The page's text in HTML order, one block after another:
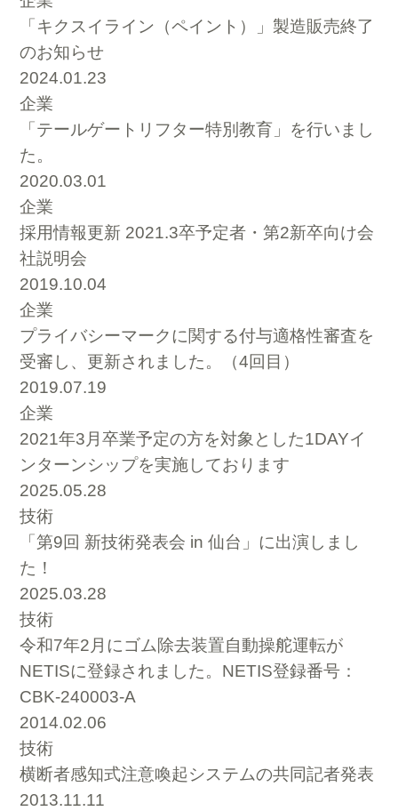
「キクスイライン（ペイント）」製造販売終了
のお知らせ
2024.01.23
企業
「テールゲートリフター特別教育」を行いまし
た。
2020.03.01
企業
採用情報更新 2021.3卒予定者・第2新卒向け会
社説明会
2019.10.04
企業
プライバシーマークに関する付与適格性審査を
受審し、更新されました。（4回目）
2019.07.19
企業
2021年3月卒業予定の方を対象とした1DAYイ
ンターンシップを実施しております
2025.05.28
技術
「第9回 新技術発表会 in 仙台」に出演しまし
た！
2025.03.28
技術
令和7年2月にゴム除去装置自動操舵運転が
NETISに登録されました。NETIS登録番号：
CBK-240003-A
2014.02.06
技術
横断者感知式注意喚起システムの共同記者発表
2013.11.11